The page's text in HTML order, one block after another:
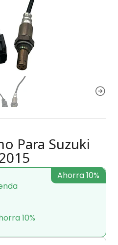
Para Suzuki
10%
Ahorra 10%